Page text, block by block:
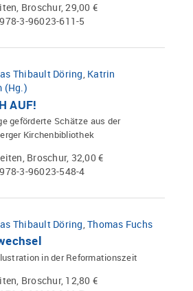
Broschur, 29,00 €
3-96023-611-5
Thibault Döring, Katrin
(Hg.)
AUF!
geförderte Schätze aus der
Kirchenbibliothek
Broschur, 32,00 €
3-96023-548-4
Thibault Döring,Thomas Fuchs
in der Reformationszeit
Broschur, 12,80 €